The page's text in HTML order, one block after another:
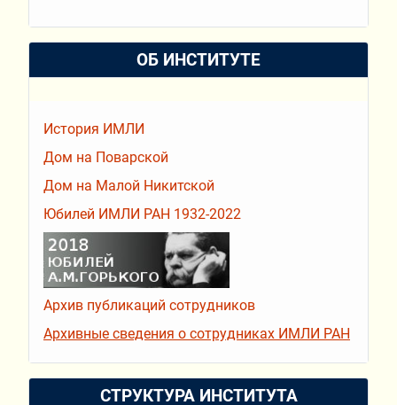
ОБ ИНСТИТУТЕ
История ИМЛИ
Дом на Поварской
Дом на Малой Никитской
Юбилей ИМЛИ РАН 1932-2022
Архив публикаций сотрудников
Архивные сведения о сотрудниках ИМЛИ РАН
СТРУКТУРА ИНСТИТУТА